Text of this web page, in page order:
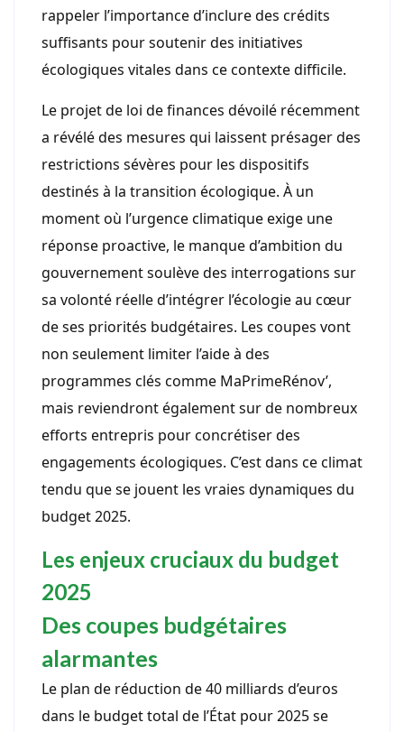
rappeler l’importance d’inclure des crédits
suffisants pour soutenir des initiatives
écologiques vitales dans ce contexte difficile.
Le projet de loi de finances dévoilé récemment
a révélé des mesures qui laissent présager des
restrictions sévères pour les dispositifs
destinés à la transition écologique. À un
moment où l’urgence climatique exige une
réponse proactive, le manque d’ambition du
gouvernement soulève des interrogations sur
sa volonté réelle d’intégrer l’écologie au cœur
de ses priorités budgétaires. Les coupes vont
non seulement limiter l’aide à des
programmes clés comme MaPrimeRénov’,
mais reviendront également sur de nombreux
efforts entrepris pour concrétiser des
engagements écologiques. C’est dans ce climat
tendu que se jouent les vraies dynamiques du
budget 2025.
Les enjeux cruciaux du budget
2025
Des coupes budgétaires
alarmantes
Le plan de réduction de 40 milliards d’euros
dans le budget total de l’État pour 2025 se